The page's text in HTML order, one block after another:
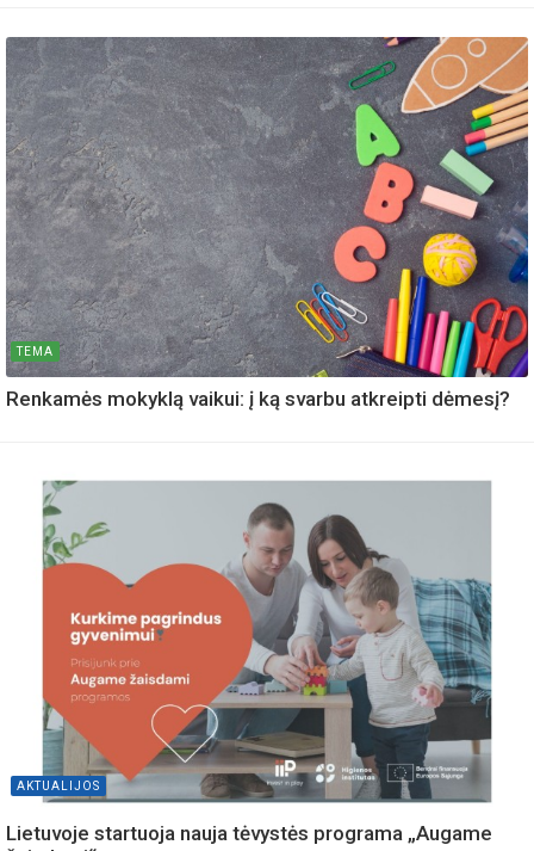
TEMA
Renkamės mokyklą vaikui: į ką svarbu atkreipti dėmesį?
AKTUALIJOS
Lietuvoje startuoja nauja tėvystės programa „Augame